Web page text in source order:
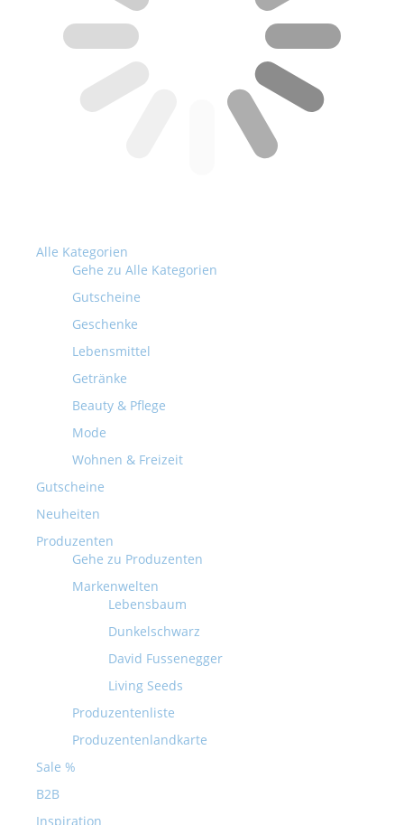
Alle Kategorien
Gehe zu Alle Kategorien
Gutscheine
Geschenke
Lebensmittel
Getränke
Beauty & Pflege
Mode
Wohnen & Freizeit
Gutscheine
Neuheiten
Produzenten
Gehe zu Produzenten
Markenwelten
Lebensbaum
Dunkelschwarz
David Fussenegger
Living Seeds
Produzentenliste
Produzentenlandkarte
Sale %
B2B
Inspiration